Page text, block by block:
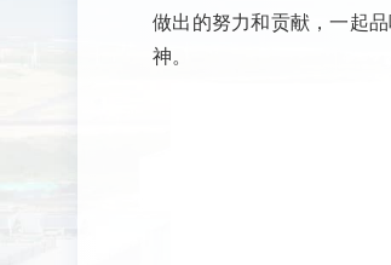
做出的努力和贡献，一起
神。